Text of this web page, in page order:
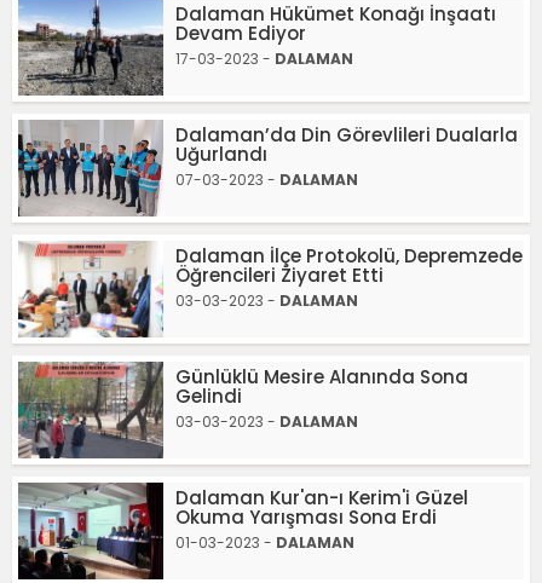
Dalaman Hükümet Konağı İnşaatı
Devam Ediyor
17-03-2023 - DALAMAN
Dalaman’da Din Görevlileri Dualarla
Uğurlandı
07-03-2023 - DALAMAN
Dalaman İlçe Protokolü, Depremzede
Öğrencileri Ziyaret Etti
03-03-2023 - DALAMAN
Günlüklü Mesire Alanında Sona
Gelindi
03-03-2023 - DALAMAN
Dalaman Kur'an-ı Kerim'i Güzel
Okuma Yarışması Sona Erdi
01-03-2023 - DALAMAN